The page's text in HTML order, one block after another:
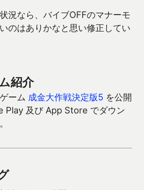
況なら、バイブOFFのマナーモ
のはありかなと思い修正してい
紹介
ーム 成金大作戦決定版5 を公開
Play 及び App Store でダウン